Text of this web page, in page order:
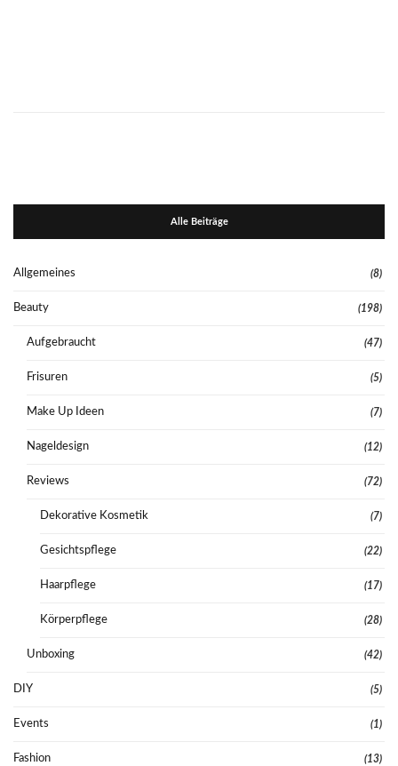
Alle Beiträge
Allgemeines (8)
Beauty (198)
Aufgebraucht (47)
Frisuren (5)
Make Up Ideen (7)
Nageldesign (12)
Reviews (72)
Dekorative Kosmetik (7)
Gesichtspflege (22)
Haarpflege (17)
Körperpflege (28)
Unboxing (42)
DIY (5)
Events (1)
Fashion (13)